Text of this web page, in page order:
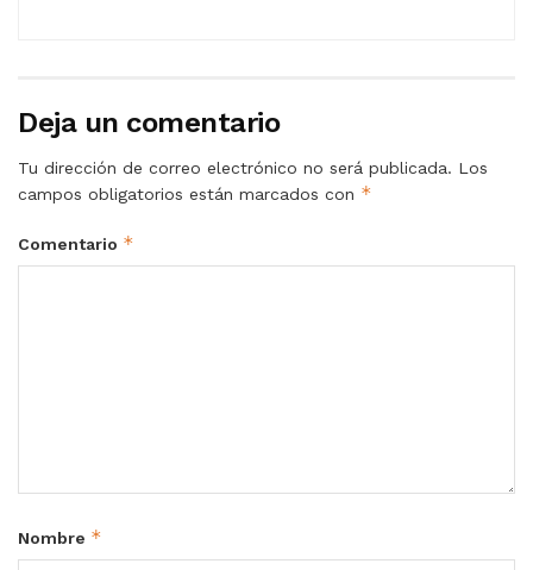
Deja un comentario
Tu dirección de correo electrónico no será publicada. Los
campos obligatorios están marcados con *
Comentario *
Nombre *